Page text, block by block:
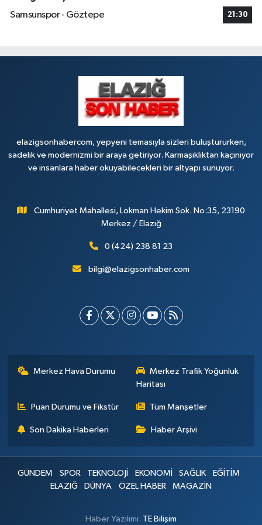
Samsunspor - Göztepe
21:30
elazigsonhabercom, yepyeni temasıyla sizleri buluştururken,
sadelik ve modernizmi bir araya getiriyor. Karmaşıklıktan kaçınıyor
ve insanlara haber okuyabilecekleri bir altyapı sunuyor.
Cumhuriyet Mahallesi, Lokman Hekim Sok. No:35, 23190
Merkez / Elazığ
0 (424) 238 81 23
bilgi@elazigsonhaber.com
Merkez Hava Durumu
Merkez Trafik Yoğunluk
Haritası
Puan Durumu ve Fikstür Tüm Manşetler
Son Dakika Haberleri Haber Arşivi
GÜNDEM SPOR TEKNOLOJİ EKONOMİ SAĞLIK
EĞİTİM
ELAZIĞ
DÜNYA ÖZEL HABER MAGAZİN
Haber Yazılımı: TE Bilişim